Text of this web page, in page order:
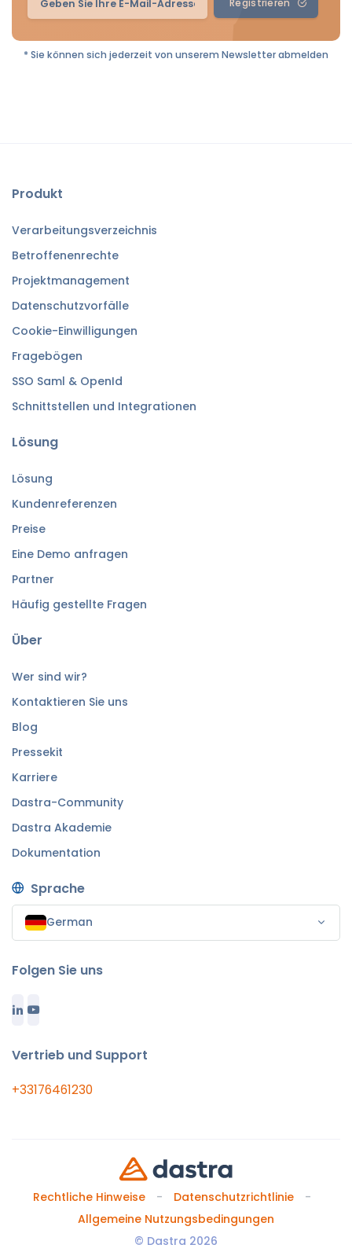
* Sie können sich jederzeit von unserem Newsletter abmelden
Produkt
Verarbeitungsverzeichnis
Betroffenenrechte
Projektmanagement
Datenschutzvorfälle
Cookie-Einwilligungen
Fragebögen
SSO Saml & OpenId
Schnittstellen und Integrationen
Lösung
Lösung
Kundenreferenzen
Preise
Eine Demo anfragen
Partner
Häufig gestellte Fragen
Über
Wer sind wir?
Kontaktieren Sie uns
Blog
Pressekit
Karriere
Dastra-Community
Dastra Akademie
Dokumentation
Sprache
German
Folgen Sie uns
Vertrieb und Support
+33176461230
Rechtliche Hinweise
Datenschutzrichtlinie
Allgemeine Nutzungsbedingungen
© Dastra 2026